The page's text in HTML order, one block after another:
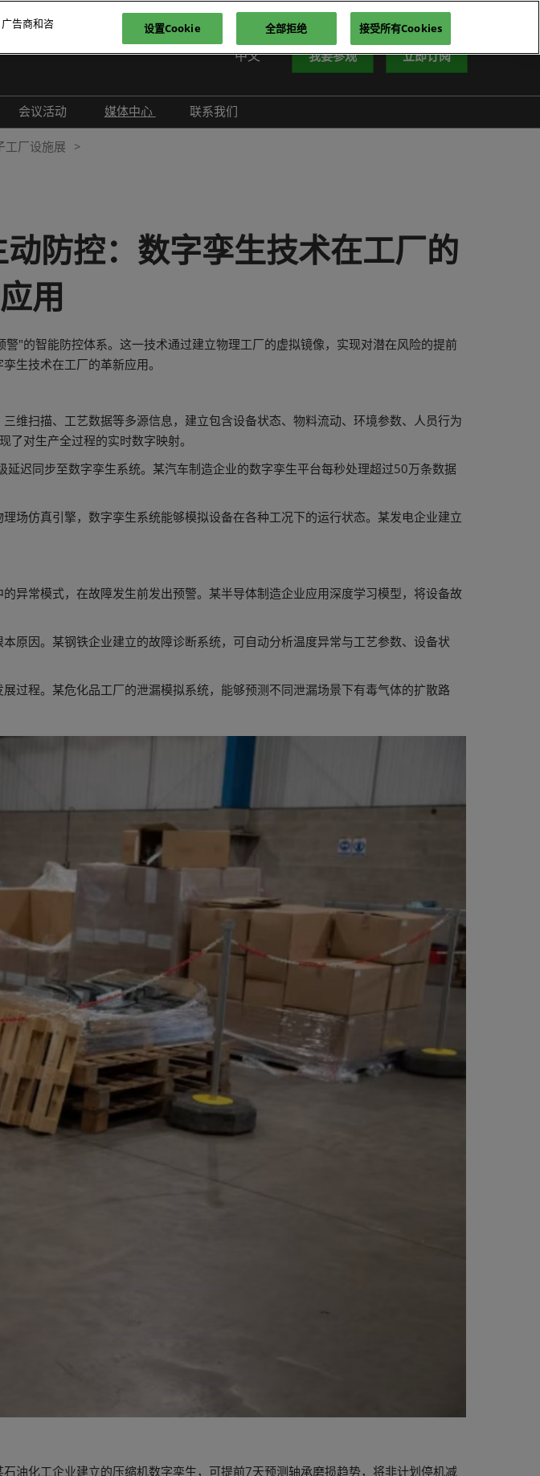
中文
English
Tiếng Việt
我要参观 立即订阅
服务
会议活动
现场活动
国际交流活动
媒体中心
合作协会
联系我们
工厂设施展
防控：数字孪生技术在工厂的
用
"的智能防控体系。这一技术通过建立物理工厂的虚拟镜像，实现对潜在风险的提前
生技术在工厂的革新应用。
维扫描、工艺数据等多源信息，建立包含设备状态、物料流动、环境参数、人员行为
对生产全过程的实时数字映射。
迟同步至数字孪生系统。某汽车制造企业的数字孪生平台每秒处理超过50万条数据
场仿真引擎，数字孪生系统能够模拟设备在各种工况下的运行状态。某发电企业建立
异常模式，在故障发生前发出预警。某半导体制造企业应用深度学习模型，将设备故
原因。某钢铁企业建立的故障诊断系统，可自动分析温度异常与工艺参数、设备状
过程。某危化品工厂的泄漏模拟系统，能够预测不同泄漏场景下有毒气体的扩散路
油化工企业建立的压缩机数字孪生，可提前7天预测轴承磨损趋势，将非计划停机减
告商和咨
设置Cookie 全部拒绝 接受所有Cookies